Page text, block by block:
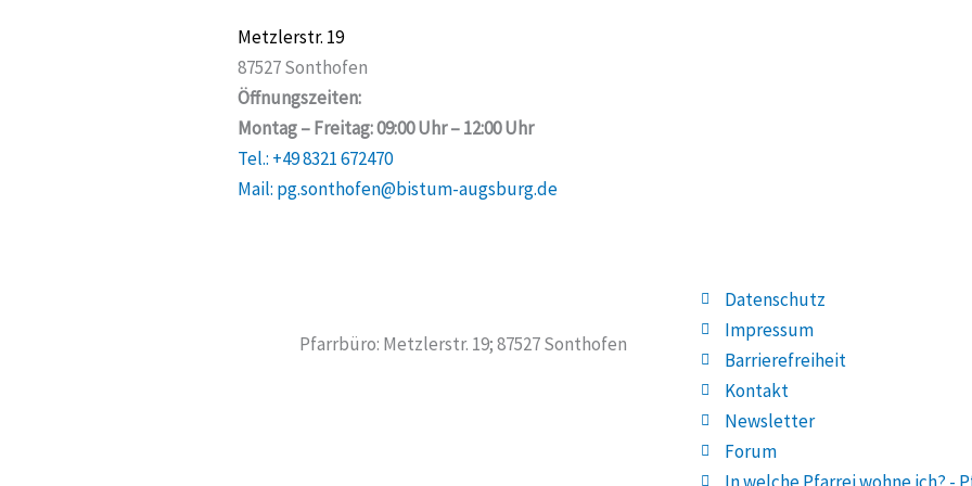
Metzlerstr. 19
87527 Sonthofen
Öffnungszeiten:
Montag – Freitag: 09:00 Uhr – 12:00 Uhr
Tel.: +49 8321 672470
Mail: pg.sonthofen@bistum-augsburg.de
Datenschutz
Impressum
Barrierefreiheit
Kontakt
Newsletter
Forum
Pfarrbüro: Metzlerstr. 19; 87527 Sonthofen